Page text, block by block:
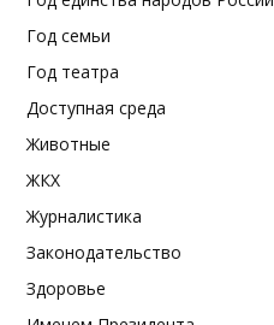
Год семьи
Год театра
Доступная среда
Животные
ЖКХ
Журналистика
Законодательство
Здоровье